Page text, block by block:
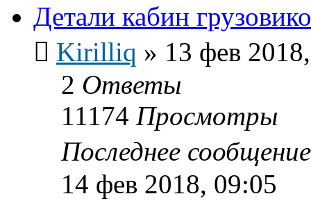
Детали кабин
Kirilliq » 13 фев
2 Ответы
11174 Просмотры
Последнее
14 фев 2018, 09:05